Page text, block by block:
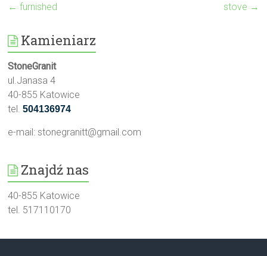
← furnished stove →
Kamieniarz
StoneGranit
ul.Janasa 4
40-855 Katowice
tel. 504136974
e-mail: stonegranitt@gmail.com
Znajdź nas
40-855 Katowice
tel. 517110170